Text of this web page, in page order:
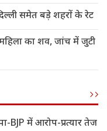
समेत बड़े शहरों के रेट
का शव, जांच में जुटी
BJP में आरोप-प्रत्यार तेज